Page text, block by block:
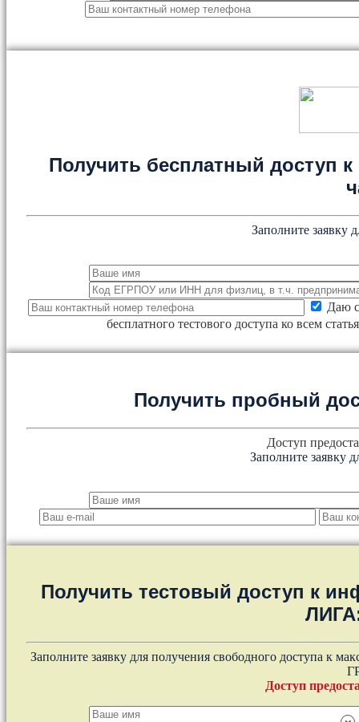
Получить бесплатный доступ к
Заполните заявку
Даю
бесплатного тестового доступа ко всем
Получить пробный
Доступ
Заполните заявку
Получить тестовый доступ к
Заполните заявку для получения свободного доступа к
Доступ